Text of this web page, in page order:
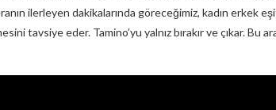
ilerleyen dakikalarında göreceğimiz, kadın erkek
tavsiye eder. Tamino’yu yalnız bırakır ve çıkar. Bu